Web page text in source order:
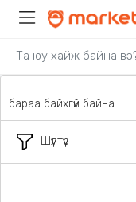
Шүүлтүүр
бараа байхгүй байна